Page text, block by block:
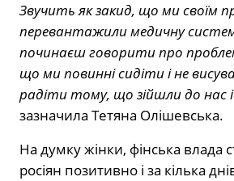
Звучить як закид, що ми своїм
перевантажили медичну
починаєш говорити про
що ми повинні сидіти і не
радіти тому, що зійшли до нас
зазначила Тетяна Олішевська.
На думку жінки, фінська влада
росіян позитивно і за кілька